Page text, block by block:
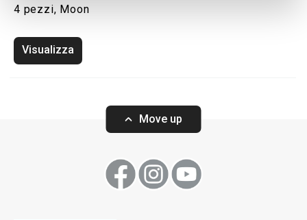
4 pezzi, Moon
Visualizza
Move up